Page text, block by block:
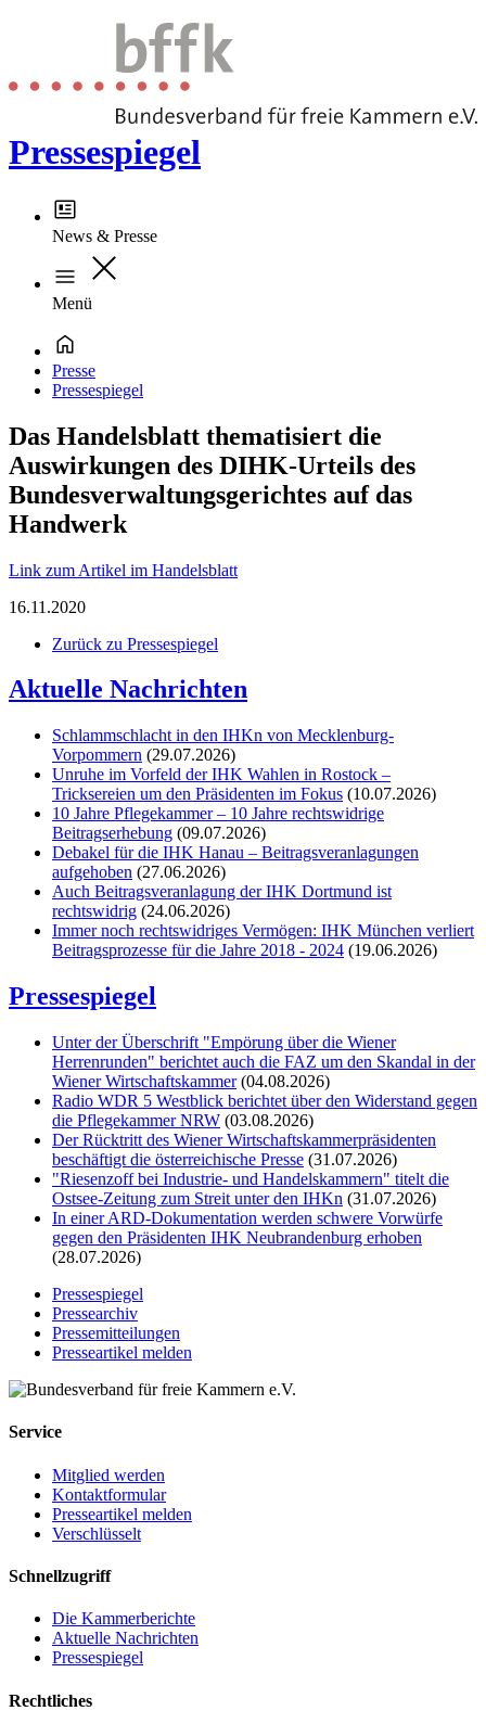
Pressespiegel
News & Presse
Menü
Presse
Pressespiegel
Das Handelsblatt thematisiert die
Auswirkungen des DIHK-Urteils des
Bundesverwaltungsgerichtes auf das
Handwerk
Link zum Artikel im Handelsblatt
16.11.2020
Zurück zu Pressespiegel
Aktuelle Nachrichten
Schlammschlacht in den IHKn von Mecklenburg-
Vorpommern (29.07.2026)
Unruhe im Vorfeld der IHK Wahlen in Rostock –
Tricksereien um den Präsidenten im Fokus (10.07.2026)
10 Jahre Pflegekammer – 10 Jahre rechtswidrige
Beitragserhebung (09.07.2026)
Debakel für die IHK Hanau – Beitragsveranlagungen
aufgehoben (27.06.2026)
Auch Beitragsveranlagung der IHK Dortmund ist
rechtswidrig (24.06.2026)
Immer noch rechtswidriges Vermögen: IHK München verliert
Beitragsprozesse für die Jahre 2018 - 2024 (19.06.2026)
Pressespiegel
Unter der Überschrift "Empörung über die Wiener
Herrenrunden" berichtet auch die FAZ um den Skandal in der
Wiener Wirtschaftskammer(04.08.2026)
Radio WDR 5 Westblick berichtet über den Widerstand gegen
die Pflegekammer NRW (03.08.2026)
Der Rücktritt des Wiener Wirtschaftskammerpräsidenten
beschäftigt die österreichische Presse (31.07.2026)
"Riesenzoff bei Industrie- und Handelskammern" titelt die
Ostsee-Zeitung zum Streit unter den IHKn (31.07.2026)
In einer ARD-Dokumentation werden schwere Vorwürfe
gegen den Präsidenten IHK Neubrandenburg erhoben
(28.07.2026)
Pressespiegel
Pressearchiv
Pressemitteilungen
Presseartikel melden
Service
Mitglied werden
Kontaktformular
Presseartikel melden
Verschlüsselt
Schnellzugriff
Die Kammerberichte
Aktuelle Nachrichten
Pressespiegel
Rechtliches